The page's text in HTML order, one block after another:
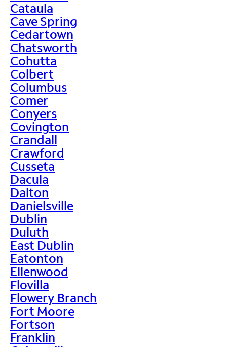
Cataula
Cave Spring
Cedartown
Chatsworth
Cohutta
Colbert
Columbus
Comer
Conyers
Covington
Crandall
Crawford
Cusseta
Dacula
Dalton
Danielsville
Dublin
Duluth
East Dublin
Eatonton
Ellenwood
Flovilla
Flowery Branch
Fort Moore
Fortson
Franklin